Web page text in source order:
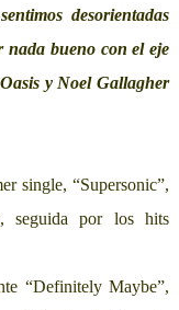
desorientadas
nada bueno con el eje
y Noel Gallagher
single, “Supersonic”,
seguida por los hits
“Definitely Maybe”,